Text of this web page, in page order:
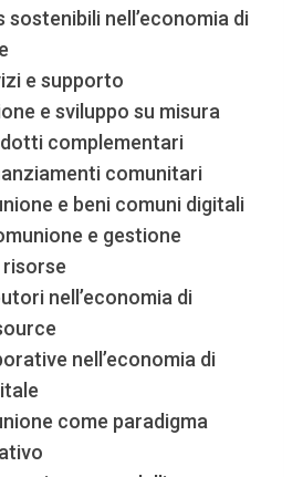
sostenibili nell’economia di
e supporto
e sviluppo su misura
complementari
comunitari
e beni comuni digitali
e gestione
nell’economia di
nell’economia di
come paradigma